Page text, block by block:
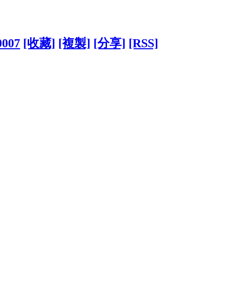
[收藏] [複製] [分享] [RSS]